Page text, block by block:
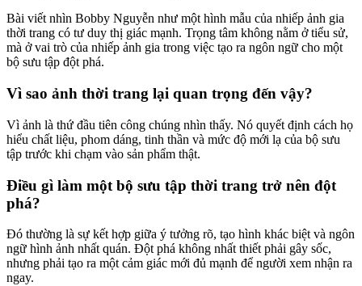
Bài viết nhìn Bobby Nguyễn như một hình mẫu của nhiếp ảnh gia
thời trang có tư duy thị giác mạnh. Trọng tâm không nằm ở tiểu sử,
mà ở vai trò của nhiếp ảnh gia trong việc tạo ra ngôn ngữ cho một
bộ sưu tập đột phá.
Vì sao ảnh thời trang lại quan trọng đến vậy?
Vì ảnh là thứ đầu tiên công chúng nhìn thấy. Nó quyết định cách họ
hiểu chất liệu, phom dáng, tinh thần và mức độ mới lạ của bộ sưu
tập trước khi chạm vào sản phẩm thật.
Điều gì làm một bộ sưu tập thời trang trở nên đột
phá?
Đó thường là sự kết hợp giữa ý tưởng rõ, tạo hình khác biệt và ngôn
ngữ hình ảnh nhất quán. Đột phá không nhất thiết phải gây sốc,
nhưng phải tạo ra một cảm giác mới đủ mạnh để người xem nhận ra
ngay.